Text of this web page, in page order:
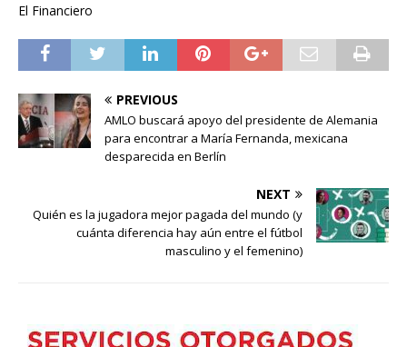
El Financiero
PREVIOUS
AMLO buscará apoyo del presidente de Alemania
para encontrar a María Fernanda, mexicana
desparecida en Berlín
NEXT
Quién es la jugadora mejor pagada del mundo (y
cuánta diferencia hay aún entre el fútbol
masculino y el femenino)